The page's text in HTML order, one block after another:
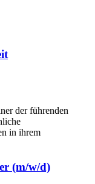
der führenden
in ihrem
(m/w/d)